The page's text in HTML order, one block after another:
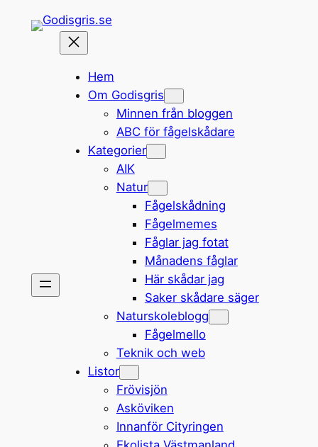
Hem
Om Godisgris
Minnen från bloggen
ABC för fågelskådare
Kategorier
AIK
Natur
Fågelskådning
Fågelmemes
Fåglar jag fotat
Månadens fåglar
Här skådar jag
Saker skådare säger
Naturskoleblogg
Fågelmello
Teknik och web
Listor
Frövisjön
Asköviken
Innanför Cityringen